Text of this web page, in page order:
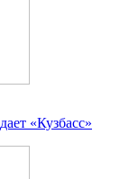
«Кузбасс»